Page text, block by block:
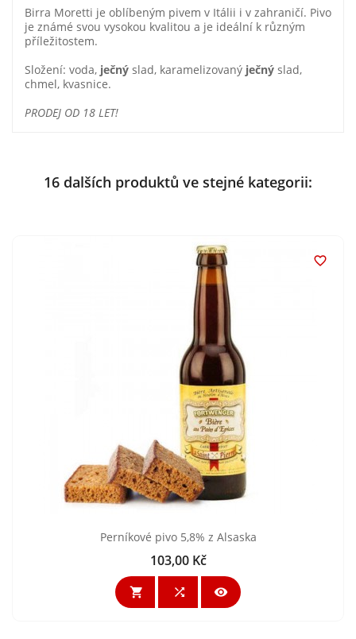
Birra Moretti je oblíbeným pivem v Itálii i v zahraničí. Pivo
je známé svou vysokou kvalitou a je ideální k různým
příležitostem.
Složení: voda, ječný slad, karamelizovaný ječný slad,
chmel, kvasnice.
PRODEJ OD 18 LET!
16 dalších produktů ve stejné kategorii:

Perníkové pivo 5,8% z Alsaska
Cena
103,00 Kč
  